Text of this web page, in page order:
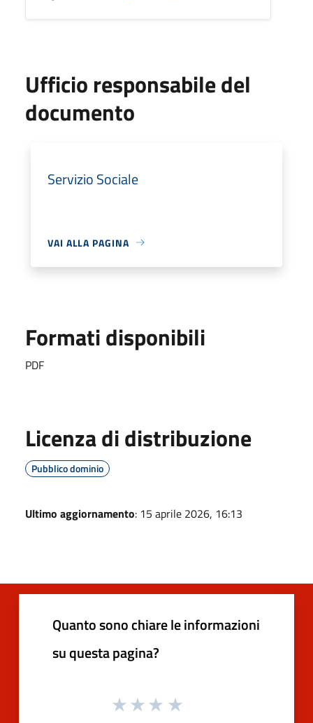
Ufficio responsabile del
documento
Servizio Sociale
VAI ALLA PAGINA
Formati disponibili
PDF
Licenza di distribuzione
Pubblico dominio
Ultimo aggiornamento: 15 aprile 2026, 16:13
Quanto sono chiare le informazioni
su questa pagina?